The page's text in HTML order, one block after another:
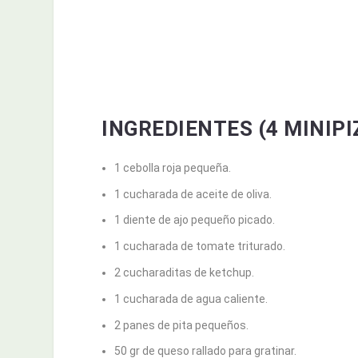
INGREDIENTES (4
1 cebolla roja pequeña.
1 cucharada de aceite de oliva.
1 diente de ajo pequeño picado.
1 cucharada de tomate triturado.
2 cucharaditas de ketchup.
1 cucharada de agua caliente.
2 panes de pita pequeños.
50 gr de queso rallado para gratinar.